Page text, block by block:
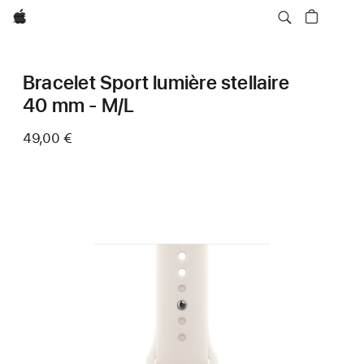
Apple
Bracelet Sport lumière stellaire
40 mm - M/L
49,00 €